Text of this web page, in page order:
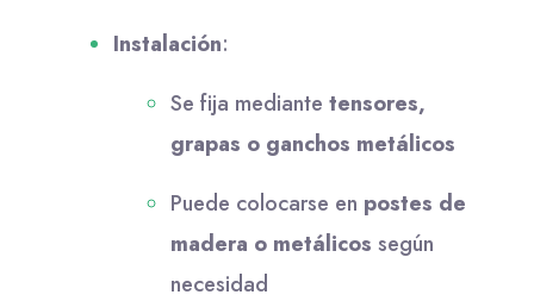
Instalación:
Se fija mediante tensores,
grapas o ganchos metálicos
Puede colocarse en postes de
madera o metálicos según
necesidad